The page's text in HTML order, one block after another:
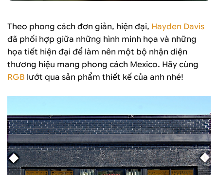
Theo phong cách đơn giản, hiện đại, Hayden Davis
đã phối hợp giữa những hình minh họa và những
họa tiết hiện đại để làm nên một bộ nhận diện
thương hiệu mang phong cách Mexico. Hãy cùng
RGB lướt qua sản phẩm thiết kế của anh nhé!